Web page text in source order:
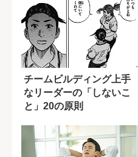
チームビルディング上手
なリーダーの「しないこ
と」20の原則